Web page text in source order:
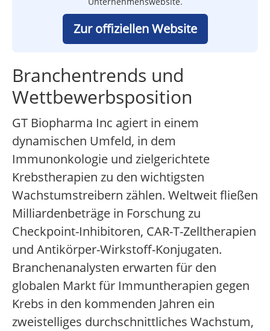
Zur offiziellen Website
Branchentrends und
Wettbewerbsposition
GT Biopharma Inc agiert in einem
dynamischen Umfeld, in dem
Immunonkologie und zielgerichtete
Krebstherapien zu den wichtigsten
Wachstumstreibern zählen. Weltweit fließen
Milliardenbeträge in Forschung zu
Checkpoint-Inhibitoren, CAR-T-Zelltherapien
und Antikörper-Wirkstoff-Konjugaten.
Branchenanalysten erwarten für den
globalen Markt für Immuntherapien gegen
Krebs in den kommenden Jahren ein
zweistelliges durchschnittliches Wachstum,